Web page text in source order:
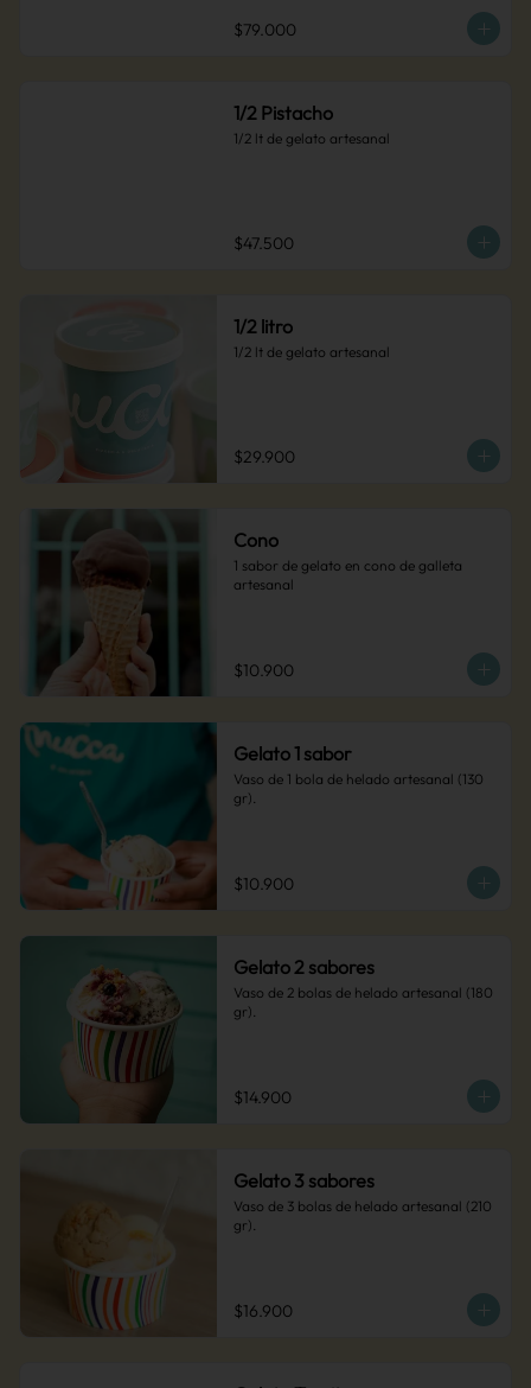
$79.000
1/2 Pistacho
1/2 lt de gelato artesanal
$47.500
1/2 litro
1/2 lt de gelato artesanal
$29.900
Cono
1 sabor de gelato en cono de galleta
artesanal
$10.900
Gelato 1 sabor
Vaso de 1 bola de helado artesanal (130
gr).
$10.900
Gelato 2 sabores
Vaso de 2 bolas de helado artesanal (180
gr).
$14.900
Gelato 3 sabores
Vaso de 3 bolas de helado artesanal (210
gr).
$16.900